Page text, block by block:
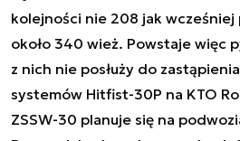
kolejności nie 208 jak
około 340 wież. Powstaje więc
z nich nie posłuży do
systemów Hitfist-30P na KTO
ZSSW-30 planuje się na